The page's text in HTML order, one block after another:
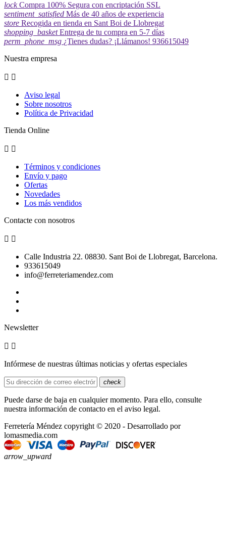
lock Compra 100% Segura con encriptación SSL
sentiment_satisfied Más de 40 años de experiencia
store Recogida en tienda en Sant Boi de Llobregat
shopping_basket Entrega de tu compra en 5-7 días
perm_phone_msg ¿Tienes dudas? ¡Llámanos! 936615049
Nuestra empresa
 
Aviso legal
Sobre nosotros
Política de Privacidad
Tienda Online
 
Términos y condiciones
Envío y pago
Ofertas
Novedades
Los más vendidos
Contacte con nosotros
 
Calle Industria 22. 08830. Sant Boi de Llobregat, Barcelona.
933615049
info@ferreteriamendez.com
Newsletter
 
Infórmese de nuestras últimas noticias y ofertas especiales
check
Puede darse de baja en cualquier momento. Para ello, consulte
nuestra información de contacto en el aviso legal.
Ferretería Méndez copyright © 2020 - Desarrollado por
lomasmedia.com
arrow_upward